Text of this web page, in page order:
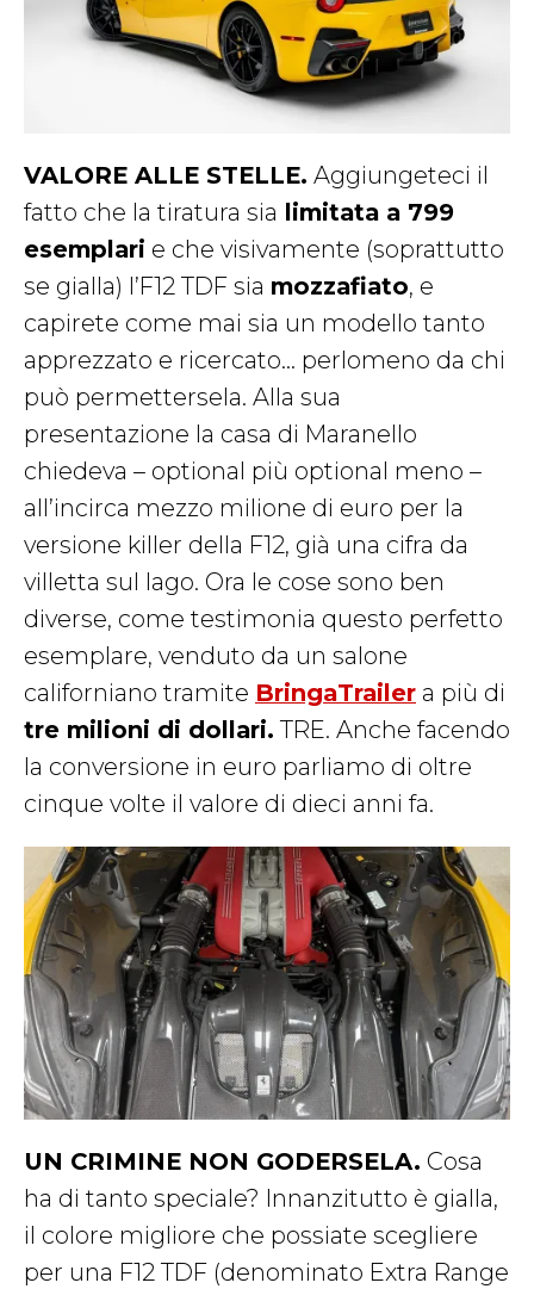
VALORE ALLE STELLE. Aggiungeteci il
fatto che la tiratura sia limitata a 799
esemplari e che visivamente (soprattutto
se gialla) l’F12 TDF sia mozzafiato, e
capirete come mai sia un modello tanto
apprezzato e ricercato… perlomeno da chi
può permettersela. Alla sua
presentazione la casa di Maranello
chiedeva – optional più optional meno –
all’incirca mezzo milione di euro per la
versione killer della F12, già una cifra da
villetta sul lago. Ora le cose sono ben
diverse, come testimonia questo perfetto
esemplare, venduto da un salone
californiano tramite BringaTrailer a più di
tre milioni di dollari. TRE. Anche facendo
la conversione in euro parliamo di oltre
cinque volte il valore di dieci anni fa.
UN CRIMINE NON GODERSELA. Cosa
ha di tanto speciale? Innanzitutto è gialla,
il colore migliore che possiate scegliere
per una F12 TDF (denominato Extra Range